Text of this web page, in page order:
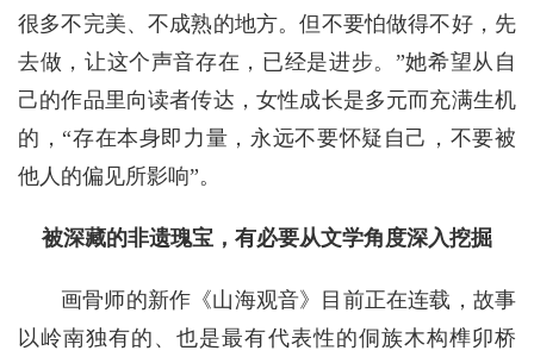
很多不完美、不成熟的地方。但不要怕做得不好，先
去做，让这个声音存在，已经是进步。”她希望从自
己的作品里向读者传达，女性成长是多元而充满生机
的，“存在本身即力量，永远不要怀疑自己，不要被
他人的偏见所影响”。
被深藏的非遗瑰宝，有必要从文学角度深入挖掘
画骨师的新作《山海观音》目前正在连载，故事
以岭南独有的、也是最有代表性的侗族木构榫卯桥